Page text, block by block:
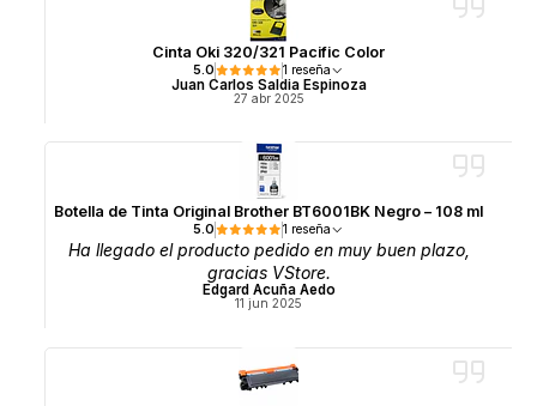
Cinta Oki 320/321 Pacific Color
5.0 1 reseña
Juan Carlos Saldia Espinoza
27 abr 2025
Botella de Tinta Original Brother BT6001BK Negro – 108 ml
5.0 1 reseña
Ha llegado el producto pedido en muy buen plazo,
gracias VStore.
Edgard Acuña Aedo
11 jun 2025